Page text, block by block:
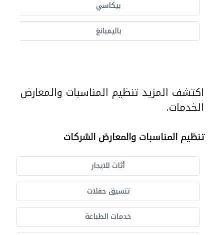
بيكاسي
باليمبانغ
اكتشف المزيد تنظيم المناسبات والمعارض
الخدمات.
تنظيم المناسبات والمعارض الشركات
أثاث للايجار
تنسيق حفلات
خدمات الطباعة